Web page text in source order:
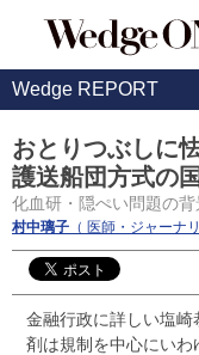
Wedge REPORT
おとりつぶしに
護送船団方式の
化血研・隠ぺい問題の背
村中璃子 （ 医師・ジャーナ
金融行政に詳しい塩
剤は規制を中心にい